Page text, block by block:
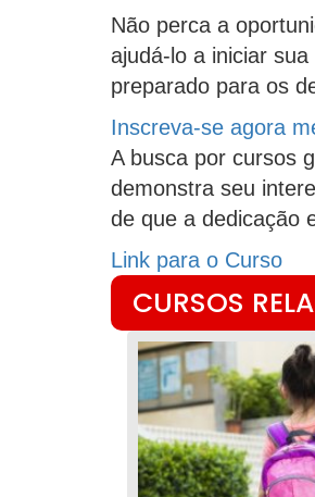
Não perca a
ajudá-lo a iniciar
preparado para os
Inscreva-se agora
A busca por cursos
demonstra seu
de que a dedicação
Link para o Curso
CURSOS